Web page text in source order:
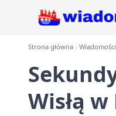
Strona główna Wiadomości
Wisłą w